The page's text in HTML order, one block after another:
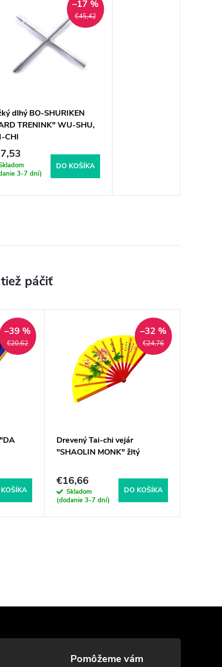
€45,42
–17 %
dlhý BO-SHURIKEN
TRENINK" WU-SHU,
CHI
3-7 dní)
DO KOŠÍKA
€20,62
–39 %
€24,76
–32 %
Drevený Tai-chi vejár
"SHAOLIN MONK" žltý
€16,66
Skladom
(dodanie 3-7 dní)
DO KOŠÍKA